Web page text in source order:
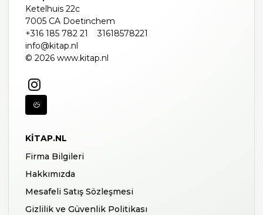
Ketelhuis 22c
7005 CA Doetinchem
+316 185 782 21
31618578221
info@kitap.nl
© 2026 www.kitap.nl
KITAP.NL
Firma Bilgileri
Hakkımızda
Mesafeli Satış Sözleşmesi
Gizlilik ve Güvenlik Politikası